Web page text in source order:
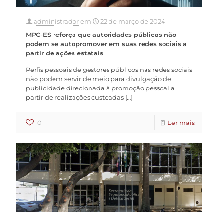
administradorem
22 de março de 2024
MPC-ES reforça que autoridades públicas não
podem se autopromover em suas redes sociais a
partir de ações estatais
Perfis pessoais de gestores públicos nas redes sociais
não podem servir de meio para divulgação de
publicidade direcionada à promoção pessoal a
partir de realizações custeadas […]
0 Ler mais